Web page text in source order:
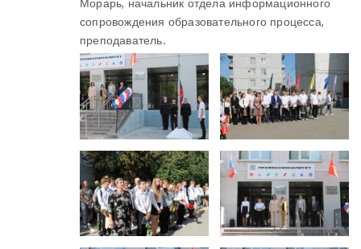
Морарь, начальник отдела информационного
сопровождения образовательного процесса,
преподаватель.